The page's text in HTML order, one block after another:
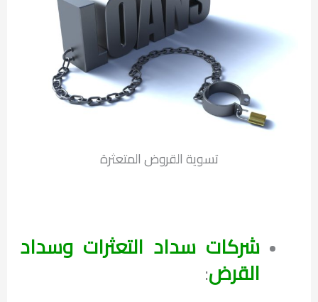
تسوية القروض المتعثرة
شركات سداد التعثرات وسداد
القرض: